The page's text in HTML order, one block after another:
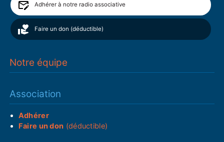
Adhérer à notre radio associative
Faire un don (déductible)
Notre équipe
Association
Adhérer
Faire un don (déductible)